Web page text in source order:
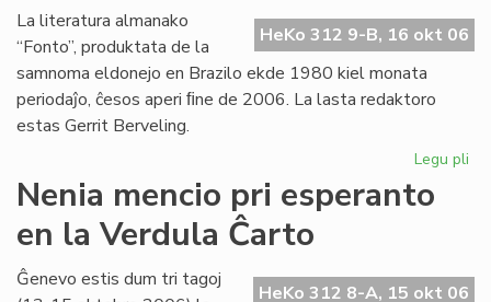
HeKo 312 9-B, 16 okt 06
La literatura almanako
“Fonto”, produktata de la
samnoma eldonejo en Brazilo ekde 1980 kiel monata
periodaĵo, ĉesos aperi ﬁne de 2006. La lasta redaktoro
estas Gerrit Berveling.
Legu pli
la
Nenia mencio pri esperanto
en la Verdula Ĉarto
HeKo 312 8-A, 15 okt 06
Ĝenevo estis dum tri tagoj